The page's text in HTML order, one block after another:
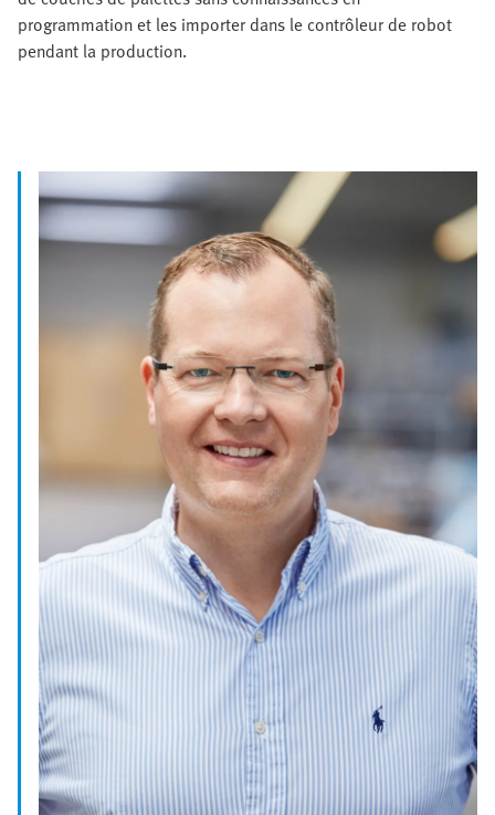
programmation et les importer dans le contrôleur de robot
pendant la production.